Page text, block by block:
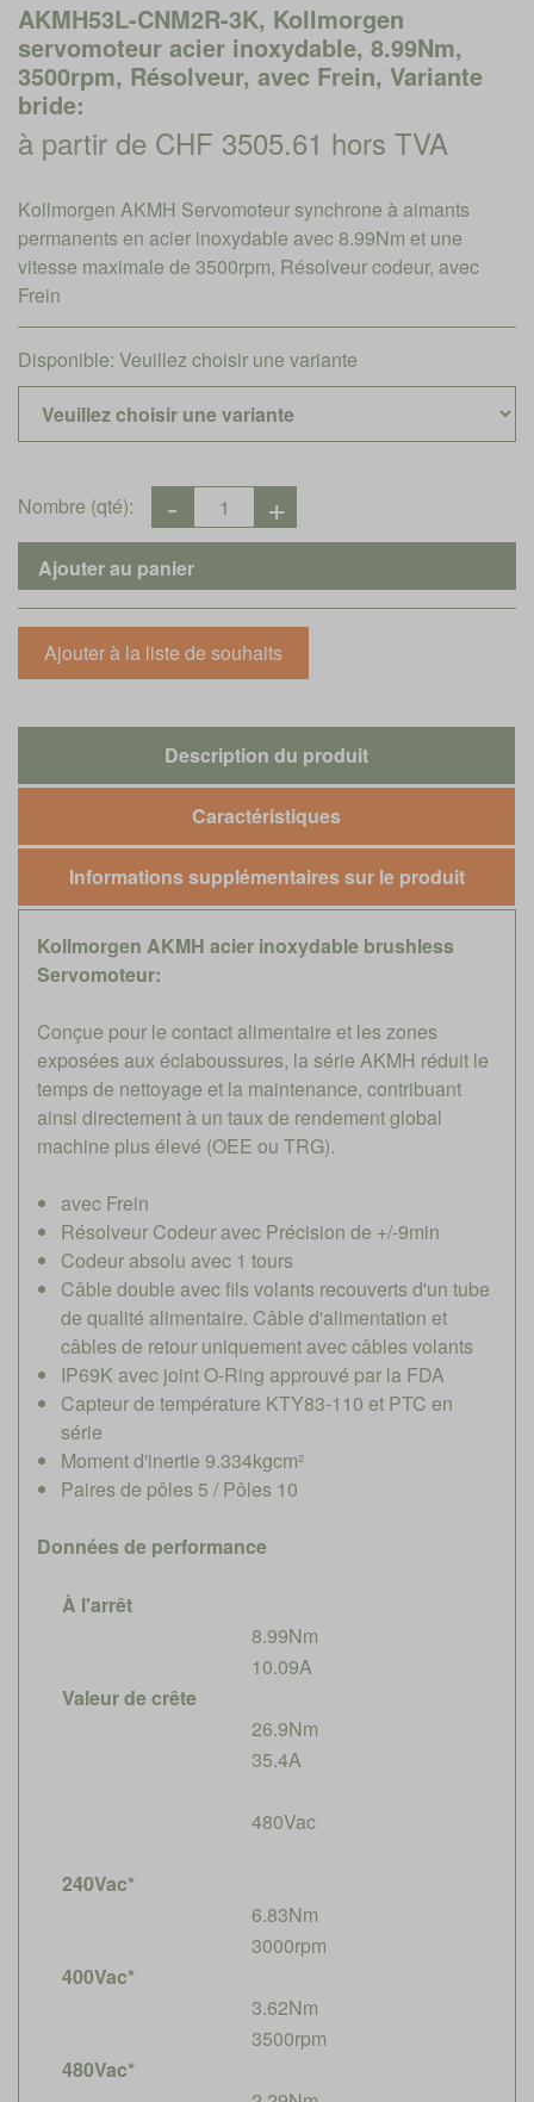
AKMH53L-CNM2R-3K, Kollmorgen
servomoteur acier inoxydable, 8.99Nm,
3500rpm, Résolveur, avec Frein, Variante
bride:
à partir de CHF 3505.61 hors TVA
Kollmorgen AKMH Servomoteur synchrone à aimants
permanents en acier inoxydable avec 8.99Nm et une
vitesse maximale de 3500rpm, Résolveur codeur, avec
Frein
Disponible: Veuillez choisir une variante
Nombre (qté):
Description du produit
Caractéristiques
Informations supplémentaires sur le produit
Kollmorgen AKMH acier inoxydable brushless
Servomoteur:
Conçue pour le contact alimentaire et les zones
exposées aux éclaboussures, la série AKMH réduit le
temps de nettoyage et la maintenance, contribuant
ainsi directement à un taux de rendement global
machine plus élevé (OEE ou TRG).
avec Frein
Résolveur Codeur avec Précision de +/-9min
Codeur absolu avec 1 tours
Câble double avec fils volants recouverts d'un tube
de qualité alimentaire. Câble d'alimentation et
câbles de retour uniquement avec câbles volants
IP69K avec joint O-Ring approuvé par la FDA
Capteur de température KTY83-110 et PTC en
série
Moment d'inertie 9.334kgcm²
Paires de pôles 5 / Pôles 10
Données de performance
À l'arrêt
8.99Nm
10.09A
Valeur de crête
26.9Nm
35.4A
480Vac
240Vac*
6.83Nm
3000rpm
400Vac*
3.62Nm
3500rpm
480Vac*